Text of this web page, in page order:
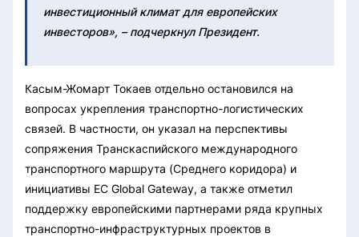
инвестиционный климат для европейских
инвесторов», – подчеркнул Президент.
Касым-Жомарт Токаев отдельно остановился на
вопросах укрепления транспортно-логистических
связей. В частности, он указал на перспективы
сопряжения Транскаспийского международного
транспортного маршрута (Среднего коридора) и
инициативы ЕС Global Gateway, а также отметил
поддержку европейскими партнерами ряда крупных
транспортно-инфраструктурных проектов в